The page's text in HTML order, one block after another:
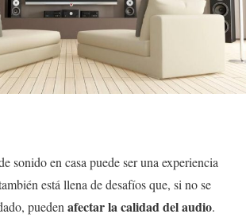
sonido en casa puede ser una experiencia
está llena de desafíos que, si no se
pueden afectar la calidad del audio.